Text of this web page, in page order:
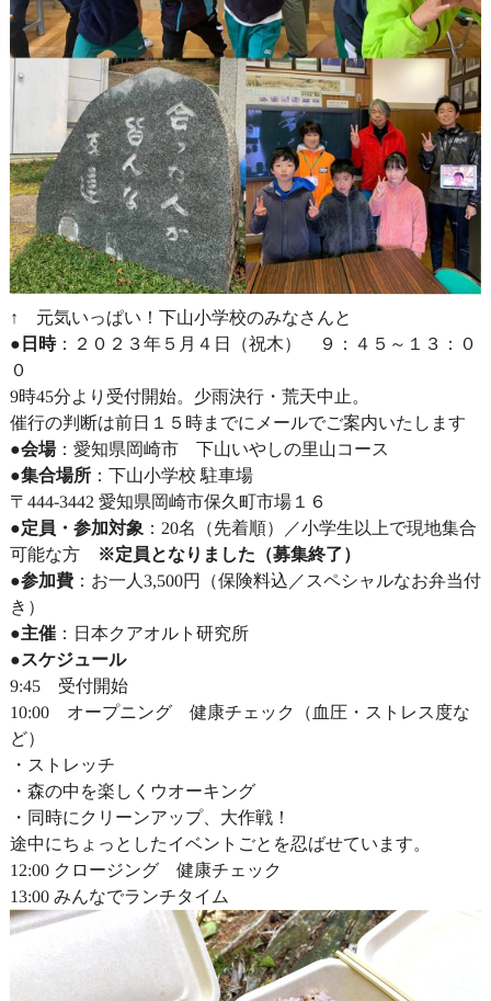
↑ 元気いっぱい！下山小学校のみなさんと
●日時：２０２３年５月４日（祝木） ９：４５～１３：０
０
9時45分より受付開始。少雨決行・荒天中止。
催行の判断は前日１５時までにメールでご案内いたします
●会場：愛知県岡崎市 下山いやしの里山コース
●集合場所 ：下山小学校 駐車場
〒444-3442 愛知県岡崎市保久町市場１６
●定員・参加対象 ：20名（先着順）／小学生以上で現地集合
可能な方 ※定員となりました（募集終了）
●参加費 ：お一人3,500円（保険料込／スペシャルなお弁当付
き）
●主催 ：日本クアオルト研究所
●スケジュール
9:45 受付開始
10:00 オープニング 健康チェック（血圧・ストレス度な
ど）
・ストレッチ
・森の中を楽しくウオーキング
・同時にクリーンアップ、大作戦！
途中にちょっとしたイベントごとを忍ばせています。
12:00 クロージング 健康チェック
13:00 みんなでランチタイム